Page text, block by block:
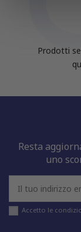
pubblicità e
con altre
raccolto dal
Prodotti
Resta
uno
Accetto le